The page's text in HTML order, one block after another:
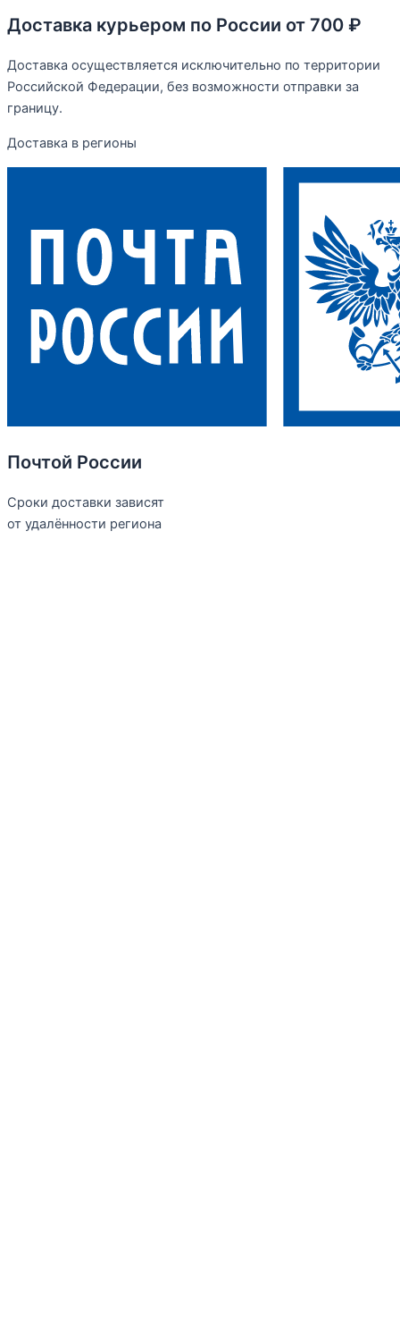
Доставка курьером по России от 700 ₽
Доставка осуществляется исключительно по территории
Российской Федерации, без возможности отправки за
границу.
Доставка в регионы
Почтой России
Сроки доставки зависят
от удалённости региона